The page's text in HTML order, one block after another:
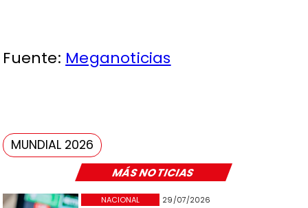
MÁS NOTICIAS
29/07/2026
NACIONAL
Fuente: Meganoticias
MUNDIAL 2026